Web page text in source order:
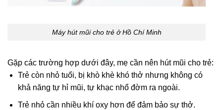
Máy hút mũi cho trẻ ở Hồ Chí Minh
Gặp các trường hợp dưới đây, mẹ cần nên hút mũi cho trẻ:
Trẻ còn nhỏ tuổi, bị khò khè khó thở nhưng không có
khả năng tự hỉ mũi, tự khạc nhổ đờm ra ngoài.
Trẻ nhỏ cần nhiều khí oxy hơn để đảm bảo sự thở.